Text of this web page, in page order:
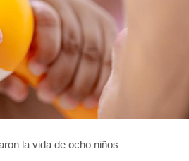
la vida de ocho niños